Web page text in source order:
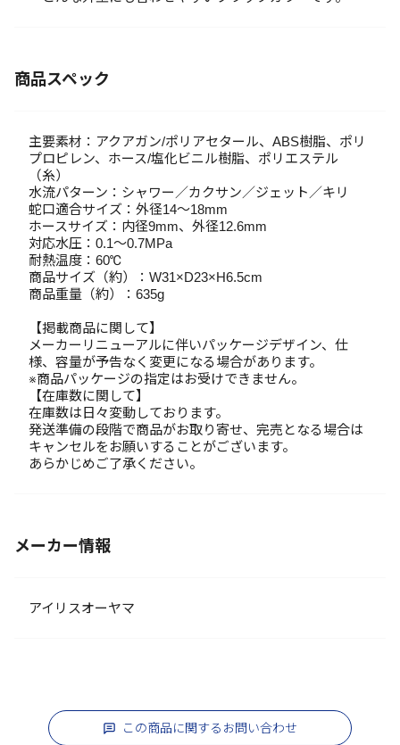
商品スペック
主要素材：アクアガン/ポリアセタール、ABS樹脂、ポリ
プロピレン、ホース/塩化ビニル樹脂、ポリエステル
（糸）
水流パターン：シャワー／カクサン／ジェット／キリ
蛇口適合サイズ：外径14～18mm
ホースサイズ：内径9mm、外径12.6mm
対応水圧：0.1～0.7MPa
耐熱温度：60℃
商品サイズ（約）：W31×D23×H6.5cm
商品重量（約）：635g
【掲載商品に関して】
メーカーリニューアルに伴いパッケージデザイン、仕
様、容量が予告なく変更になる場合があります。
※商品パッケージの指定はお受けできません。
【在庫数に関して】
在庫数は日々変動しております。
発送準備の段階で商品がお取り寄せ、完売となる場合は
キャンセルをお願いすることがございます。
あらかじめご了承ください。
メーカー情報
アイリスオーヤマ
この商品に関するお問い合わせ